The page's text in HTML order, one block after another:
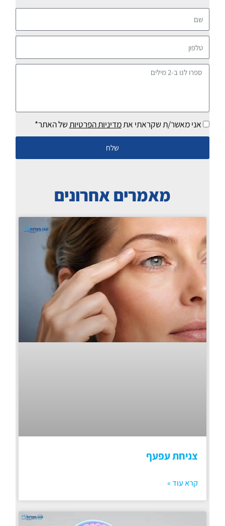
טלפון
ספרו
מילים
אני מאשר/ת שקראתי אתמדיניות הפרטיותשל האתר*
שלח
מאמרים אחרונים
צניחת עפעף
קרא עוד »